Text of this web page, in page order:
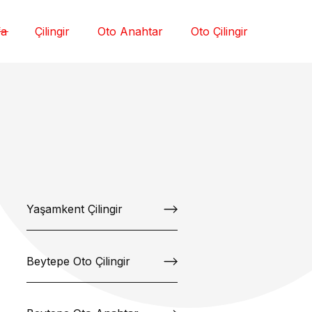
Çilingir Oto Anahtar Oto Çilingir
Yaşamkent Çilingir
Beytepe Oto Çilingir